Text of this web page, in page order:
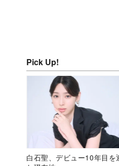
Pick Up!
白石聖、デビュー10年目を